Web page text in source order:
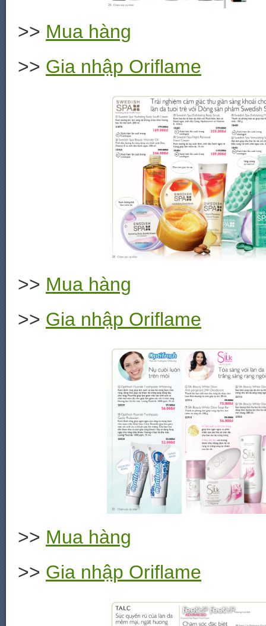
>> Mua hàng
>> Gia nhập Oriflame
>> Mua hàng
>> Gia nhập Oriflame
>> Mua hàng
>> Gia nhập Oriflame